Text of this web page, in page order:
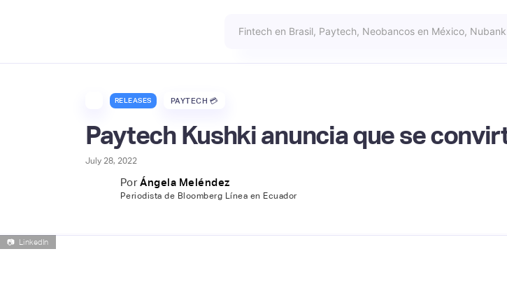
RELEASES PAYTECH 💳
Paytech Kushki anuncia que se
July 28, 2022
Por Ángela Meléndez
Periodista de Bloomberg Línea en Ecuador
📷 LinkedIn